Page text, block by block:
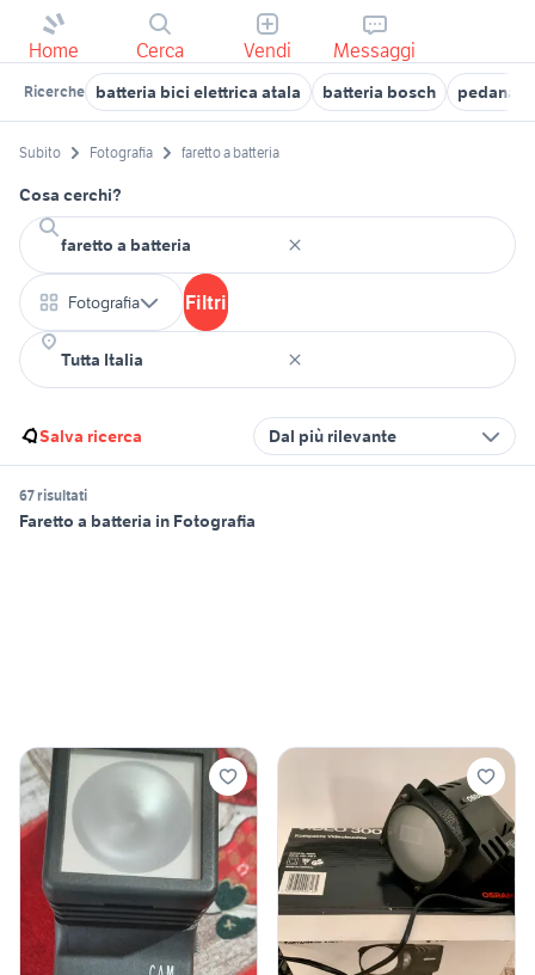
Home Cerca Vendi Messaggi
Ricerche batteria bici elettrica atala batteria bosch pedana
Subito Fotografia faretto a batteria
Cosa cerchi?
Fotografia Filtri
Salva ricerca Dal più rilevante
67 risultati
Faretto a batteria in Fotografia